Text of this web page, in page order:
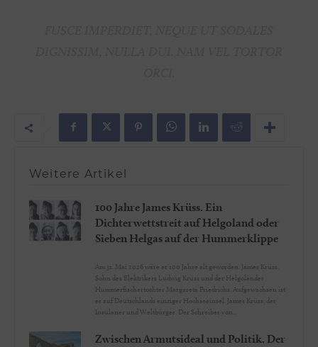
Weitere Artikel
100 Jahre James Krüss. Ein
Dichterwettstreit auf Helgoland oder
Sieben Helgas auf der Hummerklippe
Am 31. Mai 2026 wäre er 100 Jahre alt geworden. James Krüss.
Sohn des Elektrikers Ludwig Krüss und der Helgoländer
Hummerfischertochter Margareta Friedrichs. Aufgewachsen ist
er auf Deutschlands einziger Hochseeinsel. James Krüss, der
Insulaner und Weltbürger. Der Schreiber von...
Zwischen Armutsideal und Politik. Der